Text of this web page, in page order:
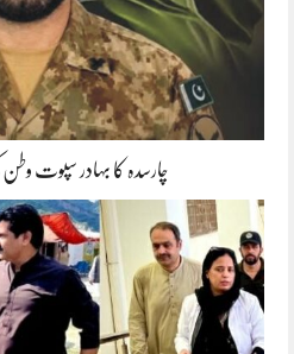
چارسدہ کا بہادر سپوت